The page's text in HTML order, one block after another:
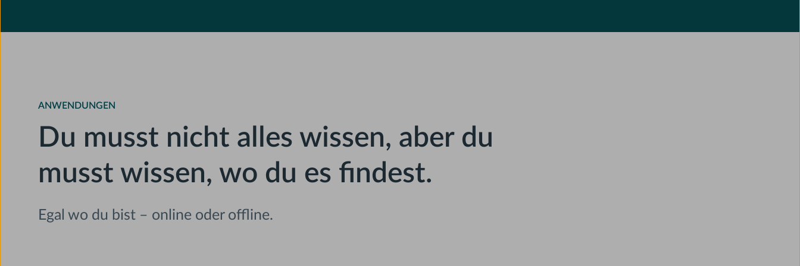
ANWENDUNGEN
Du musst nicht alles wissen, aber du
musst wissen, wo du es findest.
Egal wo du bist – online oder offline.